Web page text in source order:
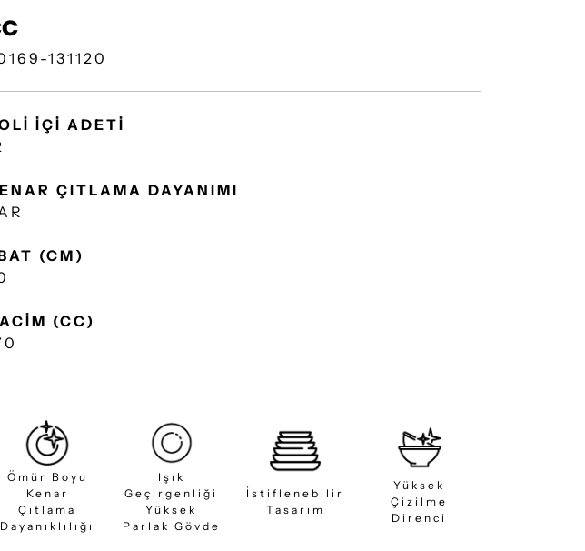
131120
İÇİ ADETİ
ÇITLAMA DAYANIMI
(CM)
(CC)
Ömür Boyu
Kenar
Çıtlama
Dayanıklılığı
Işık
Geçirgenliği
Yüksek
Parlak Gövde
İstiflenebilir
Tasarım
Yüksek
Çizilme
Direnci